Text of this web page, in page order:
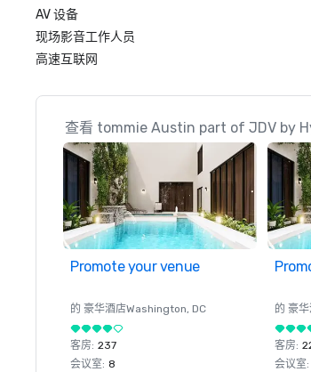
AV 设备
现场影音工作人员
高速互联网
查看 tommie Austin part of JDV by
Promote your venue
的 豪华酒店Washington, DC
客房: 237
会议室: 8
的 豪
客房:
会议室: